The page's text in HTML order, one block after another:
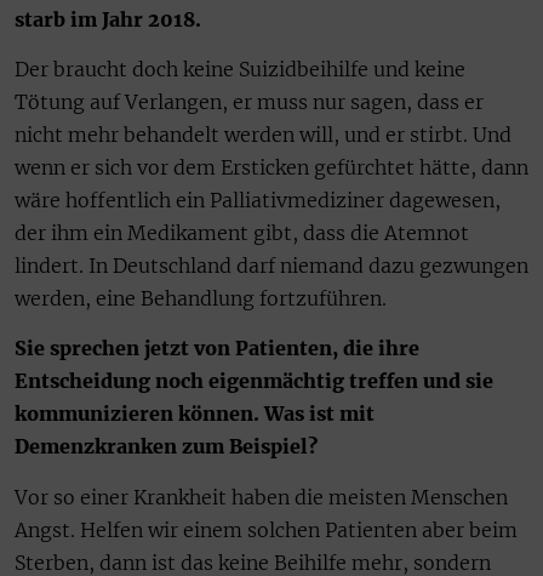
starb im Jahr 2018.
Der braucht doch keine Suizidbeihilfe und keine
Tötung auf Verlangen, er muss nur sagen, dass er
nicht mehr behandelt werden will, und er stirbt. Und
wenn er sich vor dem Ersticken gefürchtet hätte, dann
wäre hoffentlich ein Palliativmediziner dagewesen,
der ihm ein Medikament gibt, dass die Atemnot
lindert. In Deutschland darf niemand dazu gezwungen
werden, eine Behandlung fortzuführen.
Sie sprechen jetzt von Patienten, die ihre
Entscheidung noch eigenmächtig treffen und sie
kommunizieren können. Was ist mit
Demenzkranken zum Beispiel?
Vor so einer Krankheit haben die meisten Menschen
Angst. Helfen wir einem solchen Patienten aber beim
Sterben, dann ist das keine Beihilfe mehr, sondern